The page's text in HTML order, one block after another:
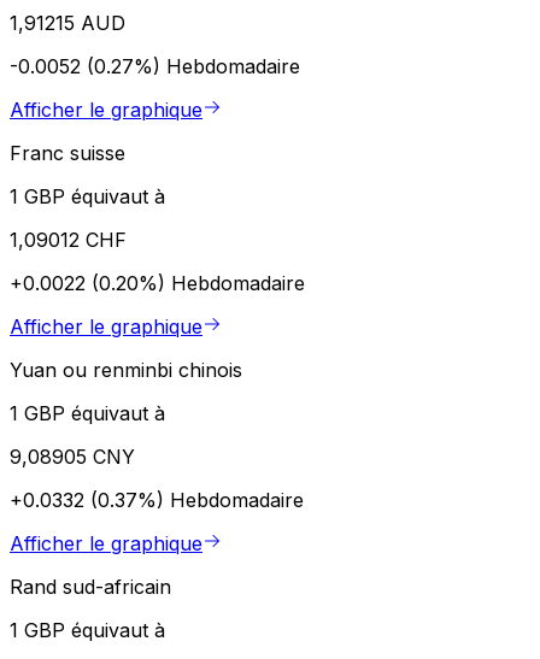
1,91215 AUD
-0.0052 (0.27%) Hebdomadaire
Afficher le graphique
Franc suisse
1 GBP équivaut à
1,09012 CHF
+0.0022 (0.20%) Hebdomadaire
Afficher le graphique
Yuan ou renminbi chinois
1 GBP équivaut à
9,08905 CNY
+0.0332 (0.37%) Hebdomadaire
Afficher le graphique
Rand sud-africain
1 GBP équivaut à